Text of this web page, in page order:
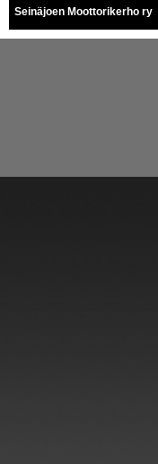
Seinäjoen Moottorikerho ry